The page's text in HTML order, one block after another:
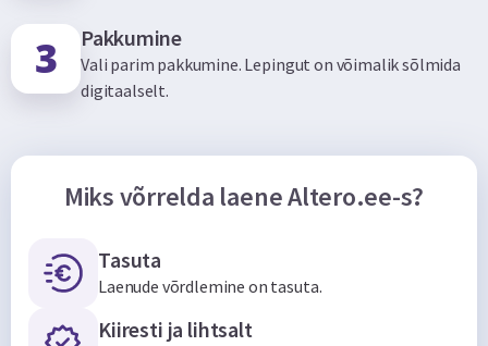
Pakkumine
Vali parim pakkumine. Lepingut on võimalik sõlmida
digitaalselt.
Miks võrrelda laene Altero.ee-s?
Tasuta
Laenude võrdlemine on tasuta.
Kiiresti ja lihtsalt